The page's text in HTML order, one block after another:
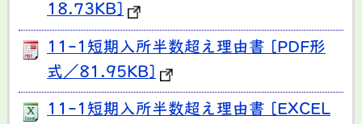
18.73KB]
11-1短期入所半数超え理由書 [PDF形
式／81.95KB]
11-1短期入所半数超え理由書 [EXCEL